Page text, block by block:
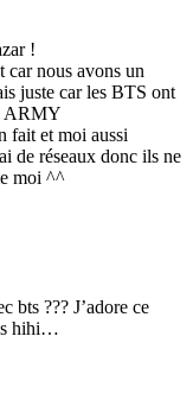
!
car nous avons un
juste car les BTS ont
ARMY
fait et moi aussi
de réseaux donc ils ne
moi ^^
bts ??? J’adore ce
hihi…